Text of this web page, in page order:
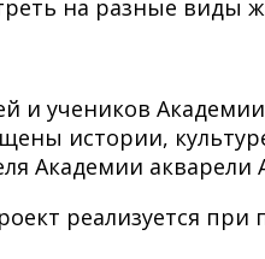
на разные виды
и учеников
истории,
Академии акварели
реализуется